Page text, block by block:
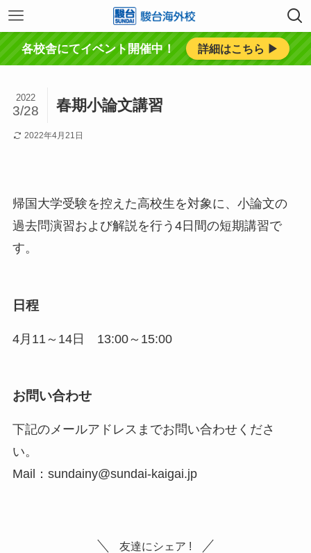
各校舎にてイベント開催中！ 詳細はこちら ▶︎
春期小論文講習
2022
3/28
2022年4月21日
帰国大学受験を控えた高校生を対象に、小論文の
過去問演習および解説を行う4日間の短期講習で
す。
日程
4月11～14日 13:00～15:00
お問い合わせ
下記のメールアドレスまでお問い合わせくださ
い。
Mail：sundainy@sundai-kaigai.jp
友達にシェア !